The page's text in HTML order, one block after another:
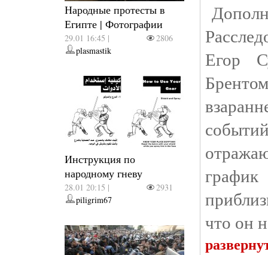
Народные протесты в
Египте | Фотографии
29.01 16:45 |
2806
plasmastik
Инструкция по
народному гневу
28.01 20:15 |
2931
piligrim67
Егор
что он